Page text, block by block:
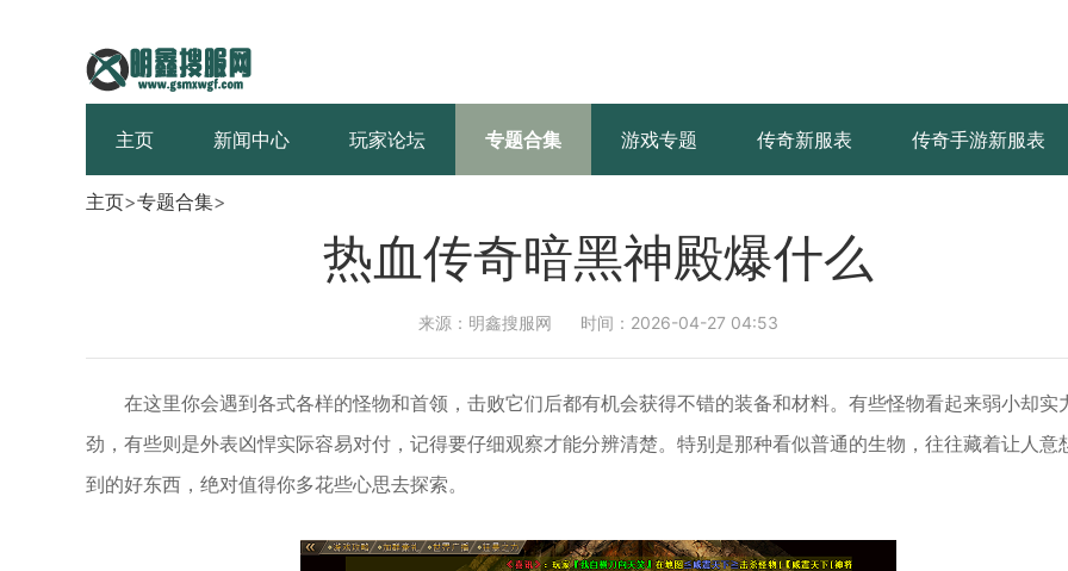
主页 新闻中心 玩家论坛 专题合集 游戏专题 传奇新服表 传奇手游新服表
主页>专题合集>
热血传奇暗黑神殿爆什么
来源：明鑫搜服网 时间：2026-04-27 04:53
在这里你会遇到各式各样的怪物和首领，击败它们后都有机会获得不错的装备和材料。有些怪物看起来弱小却实
劲，有些则是外表凶悍实际容易对付，记得要仔细观察才能分辨清楚。特别是那种看似普通的生物，往往藏着让人意
到的好东西，绝对值得你多花些心思去探索。